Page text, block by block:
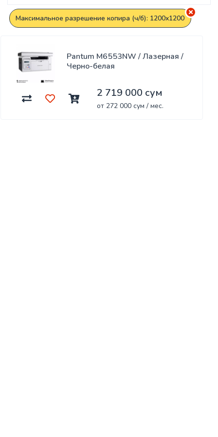
Максимальное разрешение копира (ч/б): 1200x1200
Pantum M6553NW / Лазерная /
Черно-белая
2 719 000 сум
от 272 000 сум / мес.